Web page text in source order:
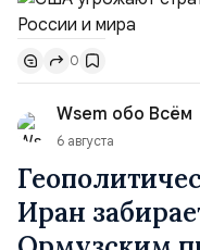
совместных с флотом
Томагавк.«Япония
„исключительно
вопрос о
всеобщее обозрение,
0
Wsem обо Всём
6 августа
Иран